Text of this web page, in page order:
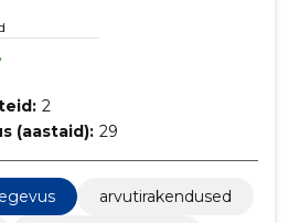
2
(aastaid): 29
arvutirakendused